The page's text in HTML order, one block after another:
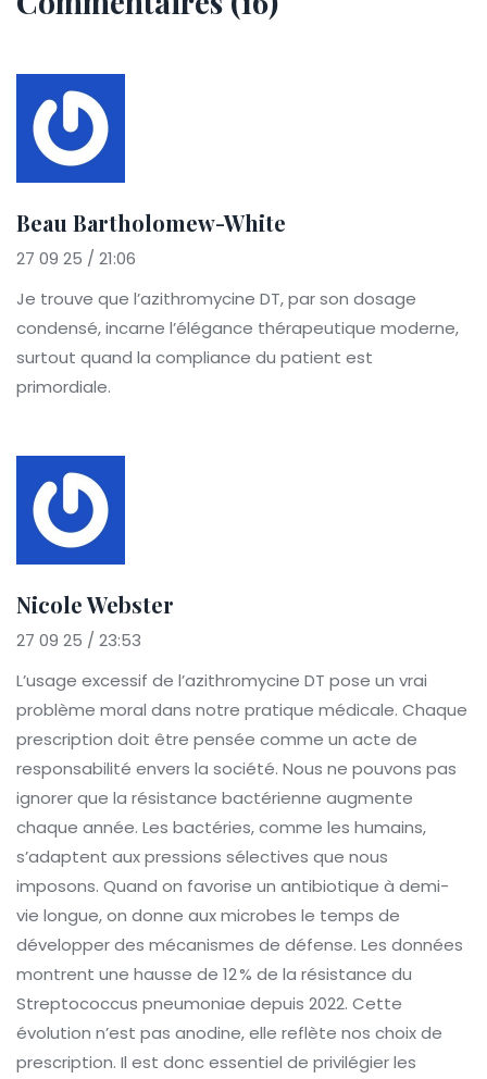
Beau Bartholomew-White
27 09 25 / 21:06
Je trouve que l’azithromycine DT, par son dosage
condensé, incarne l’élégance thérapeutique moderne,
surtout quand la compliance du patient est
primordiale.
Nicole Webster
27 09 25 / 23:53
L’usage excessif de l’azithromycine DT pose un vrai
problème moral dans notre pratique médicale. Chaque
prescription doit être pensée comme un acte de
responsabilité envers la société. Nous ne pouvons pas
ignorer que la résistance bactérienne augmente
chaque année. Les bactéries, comme les humains,
s’adaptent aux pressions sélectives que nous
imposons. Quand on favorise un antibiotique à demi-
vie longue, on donne aux microbes le temps de
développer des mécanismes de défense. Les données
montrent une hausse de 12 % de la résistance du
Streptococcus pneumoniae depuis 2022. Cette
évolution n’est pas anodine, elle reflète nos choix de
prescription. Il est donc essentiel de privilégier les